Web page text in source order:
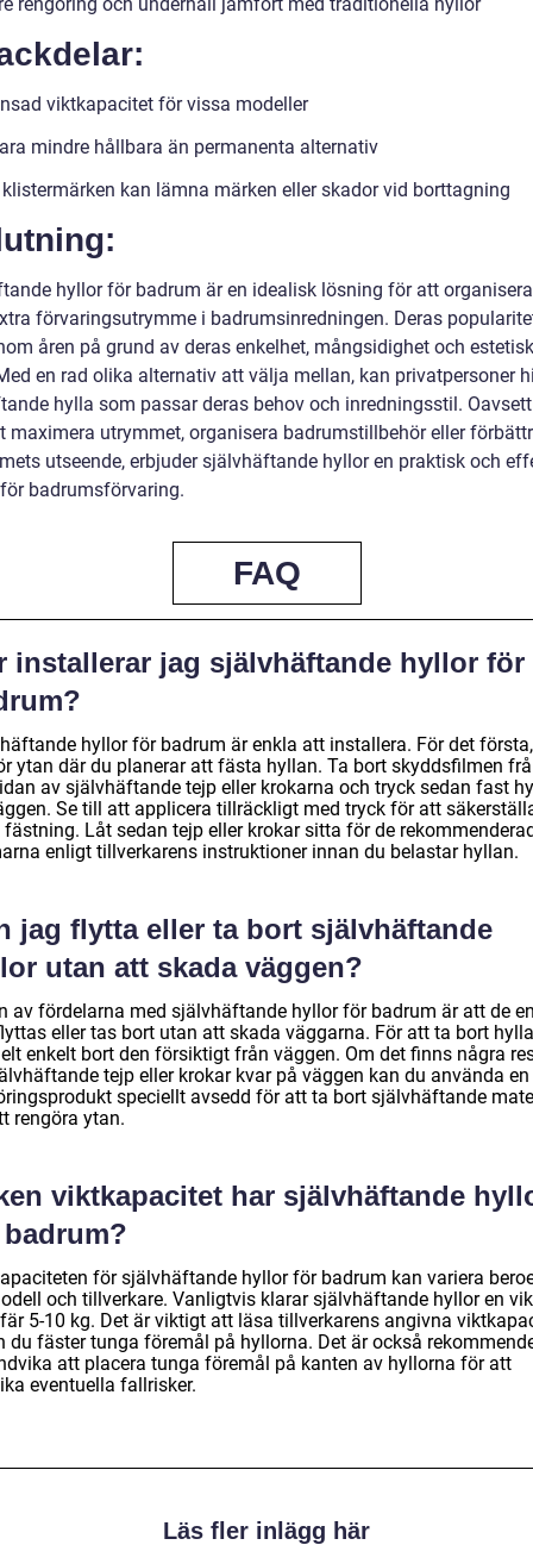
viktkapacitet för vissa modeller
mindre hållbara än permanenta alternativ
kan lämna märken eller skador vid borttagning
hyllor för badrum är en idealisk lösning för att
förvaringsutrymme i badrumsinredningen. Deras
åren på grund av deras enkelhet, mångsidighet och
en rad olika alternativ att välja mellan, kan privatpersoner
hylla som passar deras behov och inredningsstil.
maximera utrymmet, organisera badrumstillbehör eller
utseende, erbjuder självhäftande hyllor en praktisk och
badrumsförvaring.
FAQ
installerar jag självhäftande hyllor för
hyllor för badrum är enkla att installera. För det första,
ytan där du planerar att fästa hyllan. Ta bort skyddsfilmen
av självhäftande tejp eller krokarna och tryck sedan fast
Se till att applicera tillräckligt med tryck för att
fästning. Låt sedan tejp eller krokar sitta för de
enligt tillverkarens instruktioner innan du belastar hyllan.
jag flytta eller ta bort självhäftande
utan att skada väggen?
av fördelarna med självhäftande hyllor för badrum är att de
eller tas bort utan att skada väggarna. För att ta bort
enkelt bort den försiktigt från väggen. Om det finns några
tejp eller krokar kvar på väggen kan du använda en
speciellt avsedd för att ta bort självhäftande
rengöra ytan.
viktkapacitet har självhäftande
för självhäftande hyllor för badrum kan variera
och tillverkare. Vanligtvis klarar självhäftande hyllor en
5-10 kg. Det är viktigt att läsa tillverkarens angivna
du fäster tunga föremål på hyllorna. Det är också
att placera tunga föremål på kanten av hyllorna för att
eventuella fallrisker.
Läs fler inlägg här